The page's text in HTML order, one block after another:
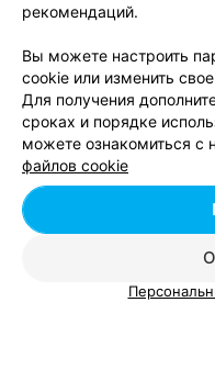
обязательно содержат
последующем «разборе
рекомендаций.
Вы можете настроить
cookie или изменить
Для получения
сроках и порядке
можете ознакомиться с
файлов cookie